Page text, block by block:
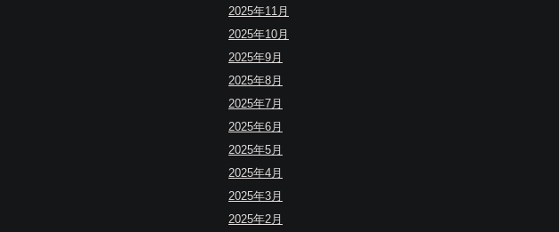
2025年11月
2025年10月
2025年9月
2025年8月
2025年7月
2025年6月
2025年5月
2025年4月
2025年3月
2025年2月